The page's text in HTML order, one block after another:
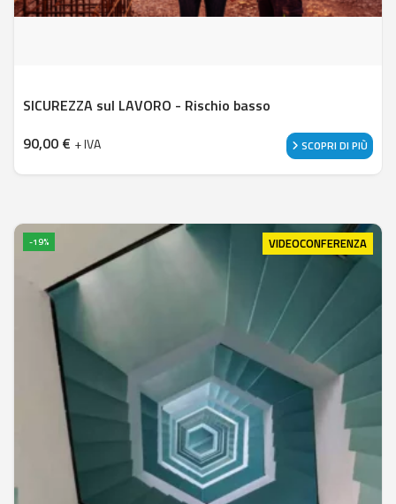
SICUREZZA sul LAVORO - Rischio basso
90,00 € + IVA SCOPRI DI PIÙ
-19% VIDEOCONFERENZA